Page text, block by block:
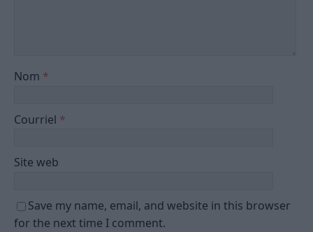
Nom *
Courriel *
Site web
Save my name, email, and website in this browser
for the next time I comment.